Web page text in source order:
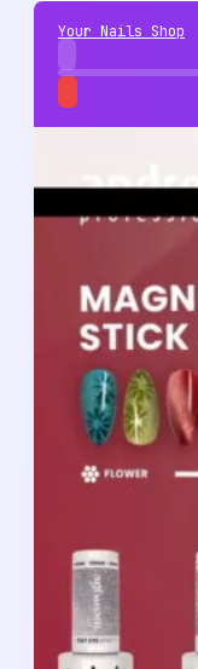
Your Nails Shop